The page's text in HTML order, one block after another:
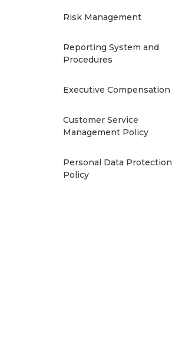
Risk Management
Reporting System and
Procedures
Executive Compensation
Customer Service
Management Policy
Personal Data Protection
Policy